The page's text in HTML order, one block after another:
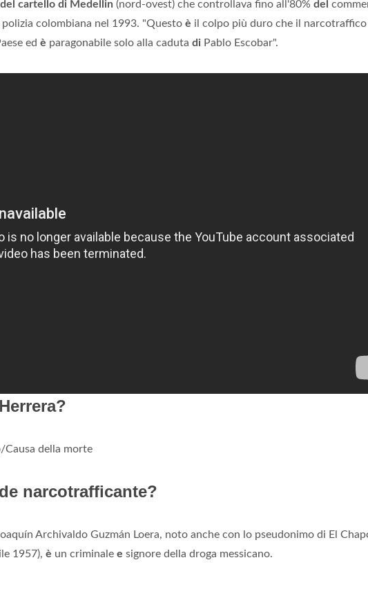
cartello di Medellin (nord-ovest) che controllava fino all'80% del
colombiana nel 1993. "Questo è il colpo più duro che il narcotraffico
ed è paragonabile solo alla caduta di Pablo Escobar".
Causa della morte
narcotrafficante?
Archivaldo Guzmán Loera, noto anche con lo pseudonimo di El
1957), è un criminale e signore della droga messicano.